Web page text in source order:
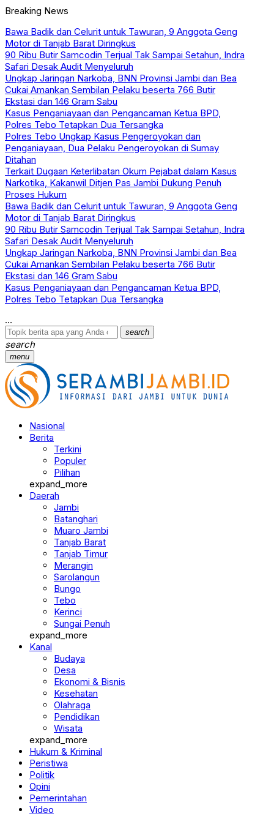
Breaking News
Bawa Badik dan Celurit untuk Tawuran, 9 Anggota Geng
Motor di Tanjab Barat Diringkus
90 Ribu Butir Samcodin Terjual Tak Sampai Setahun, Indra
Safari Desak Audit Menyeluruh
Ungkap Jaringan Narkoba, BNN Provinsi Jambi dan Bea
Cukai Amankan Sembilan Pelaku beserta 766 Butir
Ekstasi dan 146 Gram Sabu
Kasus Penganiayaan dan Pengancaman Ketua BPD,
Polres Tebo Tetapkan Dua Tersangka
Polres Tebo Ungkap Kasus Pengeroyokan dan
Penganiayaan, Dua Pelaku Pengeroyokan di Sumay
Ditahan
Terkait Dugaan Keterlibatan Okum Pejabat dalam Kasus
Narkotika, Kakanwil Ditjen Pas Jambi Dukung Penuh
Proses Hukum
Bawa Badik dan Celurit untuk Tawuran, 9 Anggota Geng
Motor di Tanjab Barat Diringkus
90 Ribu Butir Samcodin Terjual Tak Sampai Setahun, Indra
Safari Desak Audit Menyeluruh
Ungkap Jaringan Narkoba, BNN Provinsi Jambi dan Bea
Cukai Amankan Sembilan Pelaku beserta 766 Butir
Ekstasi dan 146 Gram Sabu
Kasus Penganiayaan dan Pengancaman Ketua BPD,
Polres Tebo Tetapkan Dua Tersangka
search
menu
Berita
Populer
Pilihan
expand_more
Daerah
Jambi
Batanghari
Muaro Jambi
Tanjab Barat
Tanjab Timur
Merangin
Sarolangun
Bungo
Tebo
Kerinci
Sungai Penuh
expand_more
Kanal
Desa
Ekonomi & Bisnis
Kesehatan
Olahraga
Pendidikan
Wisata
expand_more
Hukum & Kriminal
Peristiwa
Politik
Opini
Pemerintahan
Video
Advertorial